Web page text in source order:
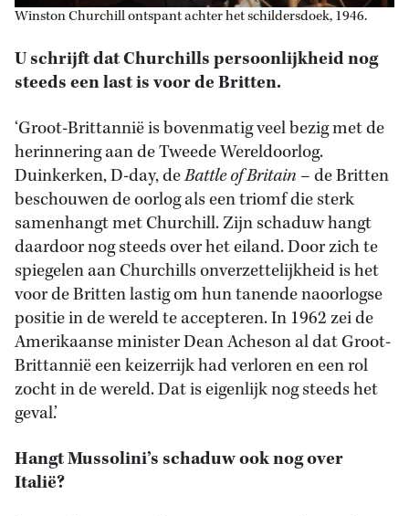
Winston Churchill ontspant achter het schildersdoek, 1946.
U schrijft dat Churchills persoonlijkheid nog
steeds een last is voor de Britten.
‘Groot-Brittannië is bovenmatig veel bezig met de
herinnering aan de Tweede Wereldoorlog.
Duinkerken, D-day, deBattle of Britain – de Britten
beschouwen de oorlog als een triomf die sterk
samenhangt met Churchill. Zijn schaduw hangt
daardoor nog steeds over het eiland. Door zich te
spiegelen aan Churchills onverzettelijkheid is het
voor de Britten lastig om hun tanende naoorlogse
positie in de wereld te accepteren. In 1962 zei de
Amerikaanse minister Dean Acheson al dat Groot-
Brittannië een keizerrijk had verloren en een rol
zocht in de wereld. Dat is eigenlijk nog steeds het
geval.’
Hangt Mussolini’s schaduw ook nog over
Italië?